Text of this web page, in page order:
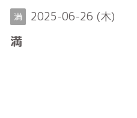
満 2025-06-26 (木)
満